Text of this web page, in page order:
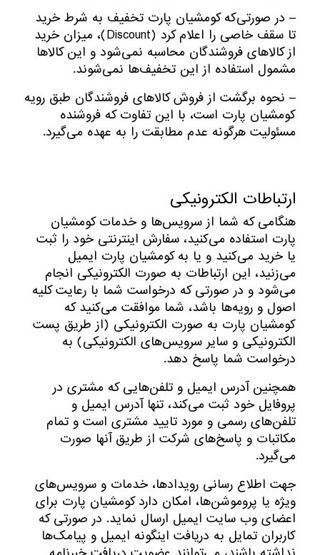
– در صورتی‌که کومشیان پارت تخفیف به شرط خرید
تا سقف خاصی را اعلام کرد (Discount)، میزان خرید
از کالاهای فروشندگان محاسبه نمی‌شود و این کالاها
مشمول استفاده از این تخفیف‌ها نمی‌شوند.
– نحوه برگشت از فروش کالاهای فروشندگان طبق رویه
کومشیان پارت است، با این تفاوت که فروشنده
مسئولیت هرگونه عدم مطابقت را به عهده می‌گیرد.
ارتباطات الکترونیکی
هنگامی که شما از سرویس‌‏ها و خدمات کومشیان
پارت استفاده می‏‌کنید، سفارش اینترنتی خود را ثبت
یا خرید می‏‌کنید و یا به کومشیان پارت ایمیل
می‏‌زنید، این ارتباطات به صورت الکترونیکی انجام
می‏‌شود و در صورتی که درخواست شما با رعایت کلیه
اصول و رویه‏‌ها باشد، شما موافقت می‌‏کنید که
کومشیان پارت به صورت الکترونیکی (از طریق پست
الکترونیکی و سایر سرویس‌های الکترونیکی) به
درخواست شما پاسخ دهد.
همچنین آدرس ایمیل و تلفن‌هایی که مشتری در
پروفایل خود ثبت می‌کند، تنها آدرس ایمیل و
تلفن‌های رسمی و مورد تایید مشتری است و تمام
مکاتبات و پاسخ‌های شرکت از طریق آنها صورت
می‌گیرد.
جهت اطلاع رسانی رویدادها، خدمات و سرویس‌های
ویژه یا پروموشن‌ها، امکان دارد کومشیان پارت برای
اعضای وب سایت ایمیل ارسال نماید. در صورتی که
کاربران تمایل به دریافت اینگونه ایمیل و پیامک‌ها